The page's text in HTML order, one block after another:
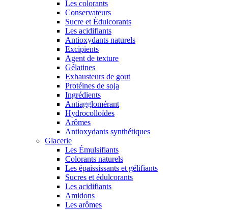
Les colorants
Conservateurs
Sucre et Édulcorants
Les acidifiants
Antioxydants naturels
Excipients
Agent de texture
Gélatines
Exhausteurs de gout
Protéines de soja
Ingrédients
Antiagglomérant
Hydrocolloïdes
Arômes
Antioxydants synthétiques
Glacerie
Les Émulsifiants
Colorants naturels
Les épaississants et gélifiants
Sucres et édulcorants
Les acidifiants
Amidons
Les arômes